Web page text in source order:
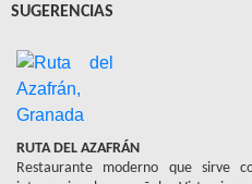
SUGERENCIAS
RUTA DEL AZAFRÁN
Restaurante moderno que sirve